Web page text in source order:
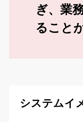
ぎ、業
ること
システムイ